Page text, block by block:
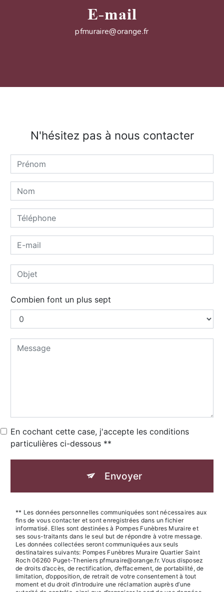
E-mail
pfmuraire@orange.fr
N'hésitez pas à nous contacter
Combien font un plus sept
En cochant cette case, j'accepte les conditions
particulières ci-dessous **
Envoyer
** Les données personnelles communiquées sont nécessaires aux
fins de vous contacter et sont enregistrées dans un fichier
informatisé. Elles sont destinées à Pompes Funèbres Muraire et
ses sous-traitants dans le seul but de répondre à votre message.
Les données collectées seront communiquées aux seuls
destinataires suivants: Pompes Funèbres Muraire Quartier Saint
Roch 06260 Puget-Theniers pfmuraire@orange.fr. Vous disposez
de droits d’accès, de rectification, d’effacement, de portabilité, de
limitation, d’opposition, de retrait de votre consentement à tout
moment et du droit d’introduire une réclamation auprès d’une